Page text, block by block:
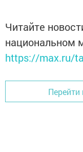
Читайте
национальном
https://max.ru/
Перейти